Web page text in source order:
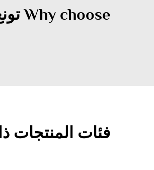
Why choose تونغ لينغ لونغ شونغ علامة الطريق الباردة?
فئات المنتجات